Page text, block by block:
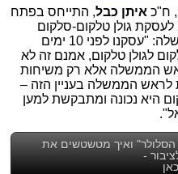
ח"כ איתן כבל, התייחס בפתח
ישיבות ועדת הכלכלה ב-24.11.15 לעסקת גולן טלקום-סלקום
וביקש לתת רוח גבית לראש הממשלה: "עסקנו לפני 10 ימים
לגולן טלקום, אמנם זה לא
הממשלה אלא רק משיחות
לראש הממשלה בעניין הזה –
היא נכונה ומתבקשת למען
ואיך מטשטשים את
-